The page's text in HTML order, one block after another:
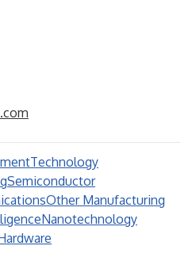
Technology
Semiconductor
Other Manufacturing
Nanotechnology